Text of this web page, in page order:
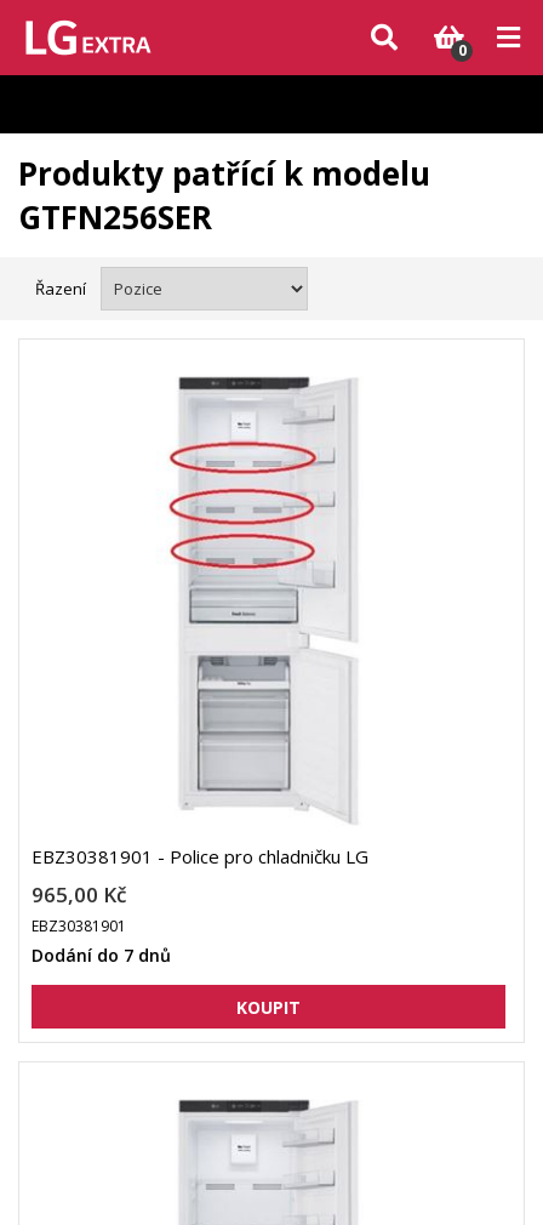
Vzhledem k aktuální situaci se může dodání dílů, které nejsou skladem,
zpozdit. Děkujeme za pochopení.
0
Produkty patřící k modelu
GTFN256SER
Řazení
EBZ30381901 - Police pro chladničku LG
965,00 Kč
EBZ30381901
Dodání do 7 dnů